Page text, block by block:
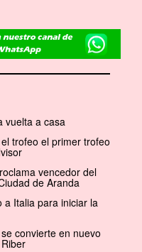
vuelta a casa
trofeo el primer trofeo
vencedor del
de Aranda
a Italia para iniciar la
convierte en nuevo